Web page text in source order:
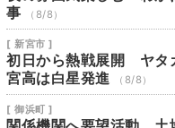
事
（8/8）
[ 新宮市 ]
初日から熱戦展開 ヤ
宮高は白星発進
（8/8）
[ 御浜町 ]